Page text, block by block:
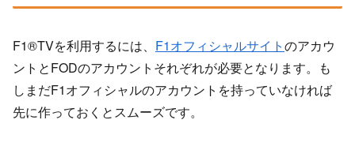
F1®TVを利用するには、 F1オフィシャルサイトのアカウ
ントとFODのアカウントそれぞれが必要となります。も
しまだF1オフィシャルのアカウントを持っていなければ
先に作っておくとスムーズです。